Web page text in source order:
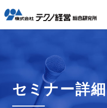
セミナー詳細